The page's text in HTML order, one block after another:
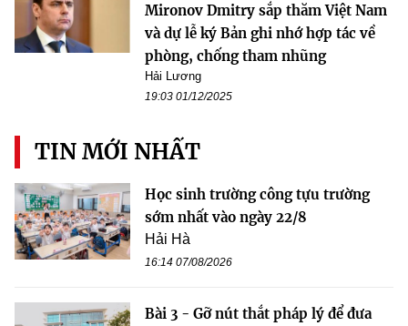
Mironov Dmitry sắp thăm Việt Nam
và dự lễ ký Bản ghi nhớ hợp tác về
phòng, chống tham nhũng
Hải Lương
19:03 01/12/2025
TIN MỚI NHẤT
Học sinh trường công tựu trường
sớm nhất vào ngày 22/8
Hải Hà
16:14 07/08/2026
Bài 3 - Gỡ nút thắt pháp lý để đưa